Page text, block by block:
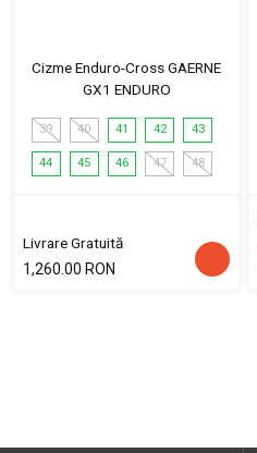
Cizme Enduro-Cross GAERNE
GX1 ENDURO
39 40 41 42 43
44 45 46 47 48
Livrare Gratuită
1,260.00 RON